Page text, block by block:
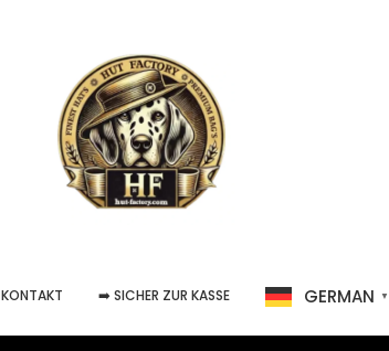
KONTAKT ➡️ SICHER ZUR KASSE GERMAN ▼